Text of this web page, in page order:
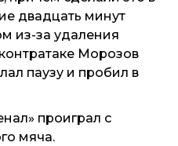
двадцать минут
из-за удаления
Морозов
паузу и пробил в
проиграл с
мяча.